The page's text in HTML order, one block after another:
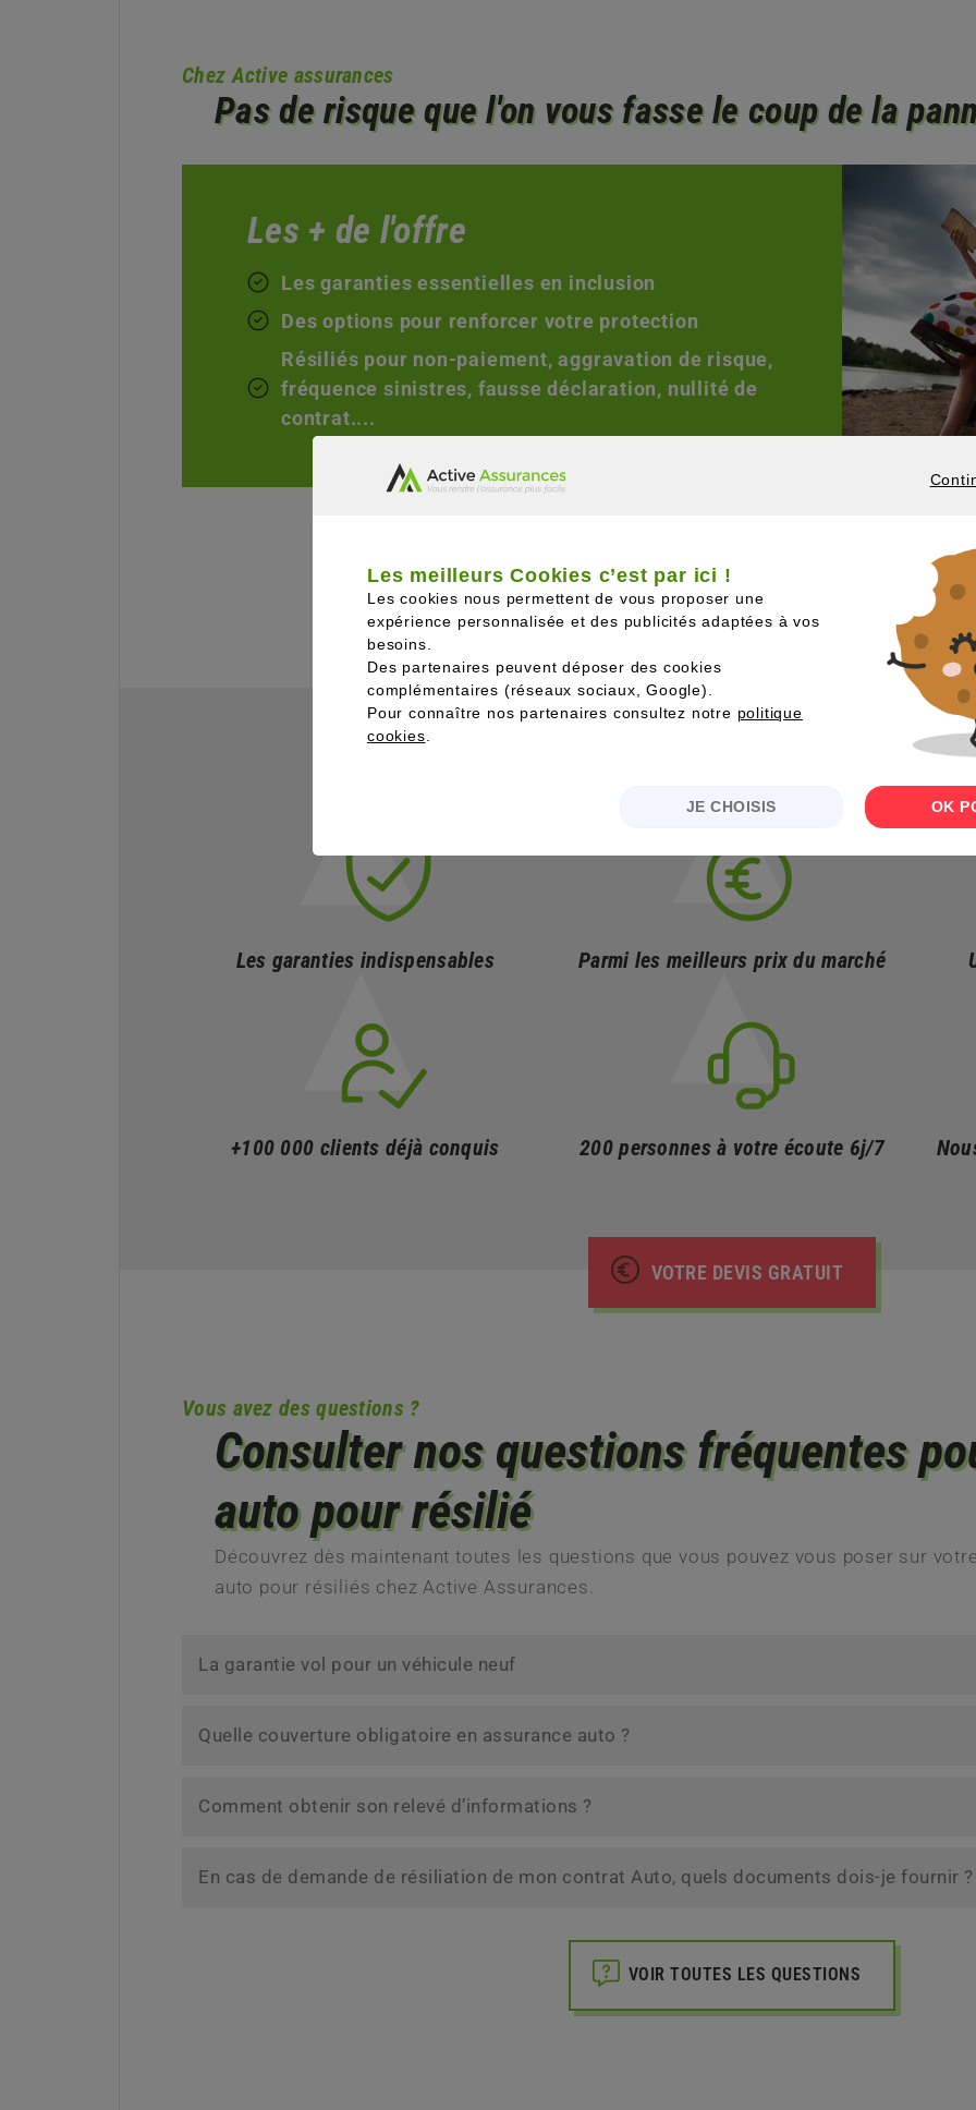
Chez Active assurances
Pas de risque que l'on vous fasse le coup de la
Les + de l'offre
Les garanties essentielles en inclusion
Des options pour renforcer votre protection
Résiliés pour non-paiement, aggravation de risque,
fréquence sinistres, fausse déclaration, nullité de
contrat....
Assurance auto
Pourquoi choisir Active
pour s’assurer ?
Les garanties indispensables Parmi les meilleurs prix du marché
+100 000 clients déjà conquis 200 personnes à votre écoute 6j/7
VOTRE DEVIS GRATUIT
Vous avez des questions ?
Consulter nos questions fréquentes
auto pour résilié
Découvrez dès maintenant toutes les questions que vous pouvez vous poser sur
auto pour résiliés chez Active Assurances.
La garantie vol pour un véhicule neuf
Quelle couverture obligatoire en assurance auto ?
Comment obtenir son relevé d’informations ?
En cas de demande de résiliation de mon contrat Auto, quels documents dois-je fournir ?
VOIR TOUTES LES QUESTIONS
Les meilleurs Cookies c’est par ici !
Les cookies nous permettent de vous proposer une
expérience personnalisée et des publicités adaptées à vos
besoins.
Des partenaires peuvent déposer des cookies
complémentaires (réseaux sociaux, Google).
Pour connaître nos partenaires consultez notre politique
cookies
JE CHOISIS OK